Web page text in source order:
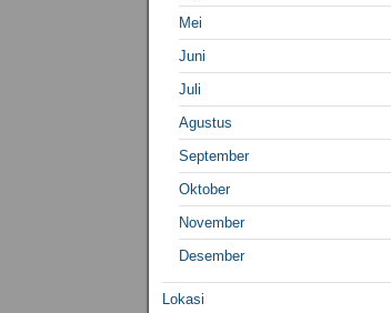
Mei
Juni
Juli
Agustus
September
Oktober
November
Desember
Lokasi